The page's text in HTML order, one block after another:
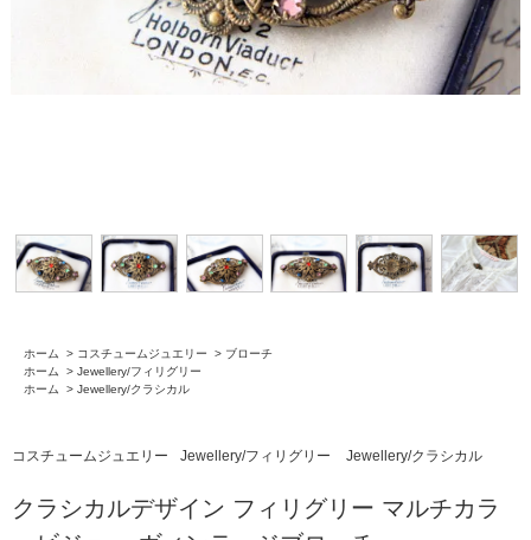
ホーム > コスチュームジュエリー > ブローチ
ホーム
> Jewellery/フィリグリー
ホーム
> Jewellery/クラシカル
コスチュームジュエリー Jewellery/フィリグリー Jewellery/クラシカル
クラシカルデザイン フィリグリー マルチカラ